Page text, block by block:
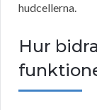
hudcellerna.
Hur